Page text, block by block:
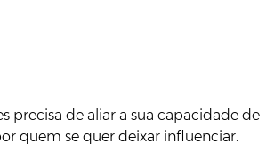
precisa de aliar a sua capacidade de
quem se quer deixar influenciar.